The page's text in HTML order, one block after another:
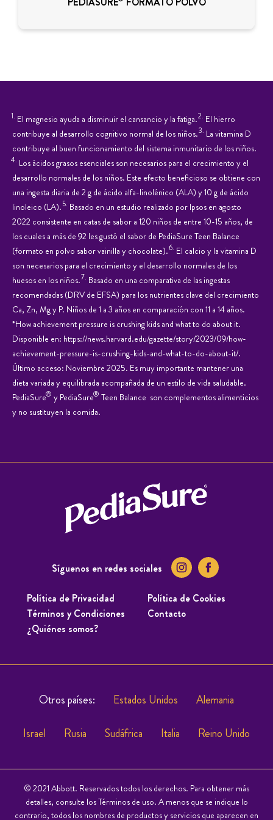
CALLE MAYOR 5, 45683
Toledo, España
Teléfono:
YESTE MORENO S.L. 0.2 km
C. VICTORIA, 6 - BJ, 28012
Madrid, España
Teléfono: 915218114
10 BILBAO 0.5 km
Gran Via 7 y 9, -48001,
INCLUIDA EN DIRECCIÓN TIENDA, España
Teléfono:
1. El magnesio ayuda a disminuir el cansancio y la fatiga.2. El hierro
contribuye al desarrollo cognitivo normal de los niños.3. La vitamina D
contribuye al buen funcionamiento del sistema inmunitario de los niños.
4. Los ácidos grasos esenciales son necesarios para el crecimiento y el
desarrollo normales de los niños. Este efecto beneficioso se obtiene con
una ingesta diaria de 2 g de ácido alfa-linolénico (ALA) y 10 g de ácido
linoleico (LA).5. Basado en un estudio realizado por Ipsos en agosto
2022 consistente en catas de sabor a 120 niños de entre 10-15 años, de
los cuales a más de 92 les gustó el sabor de PediaSure Teen Balance
(formato en polvo sabor vainilla y chocolate).6. El calcio y la vitamina D
son necesarios para el crecimiento y el desarrollo normales de los
huesos en los niños.7. Basado en una comparativa de las ingestas
recomendadas (DRV de EFSA) para los nutrientes clave del crecimiento
Ca, Zn, Mg y P. ​​Niños de 1 a 3 años en comparación con 11 a 14 años.
*How achievement pressure is crushing kids and what to do about it.
Disponible en: https://news.harvard.edu/gazette/story/2023/09/how-
achievement-pressure-is-crushing-kids-and-what-to-do-about-it/.
Último acceso: Noviembre 2025. Es muy importante mantener una
dieta variada y equilibrada acompañada de un estilo de vida saludable.
PediaSure® y PediaSure® Teen Balance son complementos alimenticios
y no sustituyen la comida.
Política de Privacidad
Política de Cookies
Términos y Condiciones
Contacto
¿Quiénes somos?
Síguenos en redes sociales
Otros países: Estados Unidos Alemania
Israel Rusia Sudáfrica Italia Reino Unido
© 2021 Abbott. Reservados todos los derechos. Para obtener más
detalles, consulte los Términos de uso. A menos que se indique lo
contrario, todos los nombres de productos y servicios que aparecen en